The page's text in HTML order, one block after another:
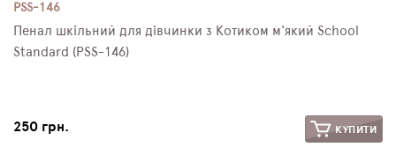
PSS-146
Пенал шкільний для дівчинки з Котиком м'який School
Standard (PSS-146)
250 грн. КУПИТИ